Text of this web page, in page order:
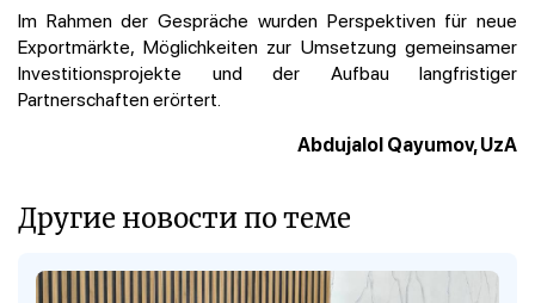
Im Rahmen der Gespräche wurden Perspektiven für neue
Exportmärkte, Möglichkeiten zur Umsetzung gemeinsamer
Investitionsprojekte und der Aufbau langfristiger
Partnerschaften erörtert.
Abdujalol Qayumov, UzA
Другие новости по теме